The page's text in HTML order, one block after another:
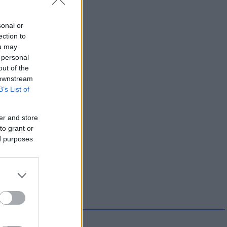
or
to
may
of the
List of
and store
grant or
purposes